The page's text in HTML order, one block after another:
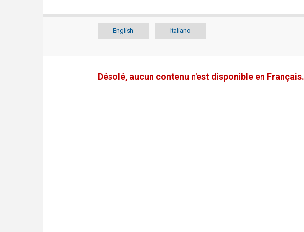
English Italiano
Désolé, aucun contenu n'est disponible en Français.